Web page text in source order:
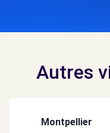
Autres
Montpellier